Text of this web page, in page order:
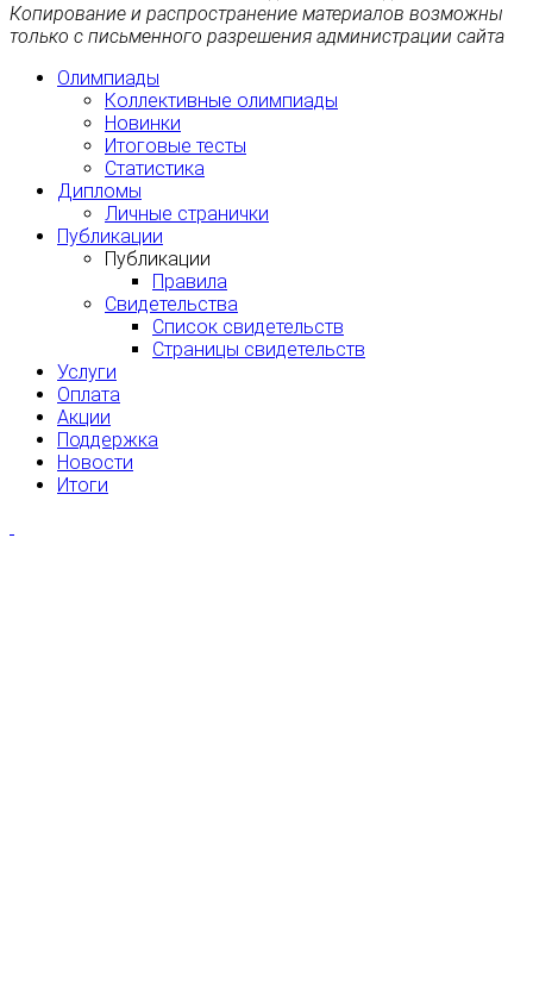
Копирование и распространение материалов возможны
только с письменного разрешения администрации сайта
Олимпиады
Коллективные олимпиады
Новинки
Итоговые тесты
Статистика
Дипломы
Личные странички
Публикации
Публикации
Правила
Свидетельства
Список свидетельств
Страницы свидетельств
Услуги
Оплата
Акции
Поддержка
Новости
Итоги